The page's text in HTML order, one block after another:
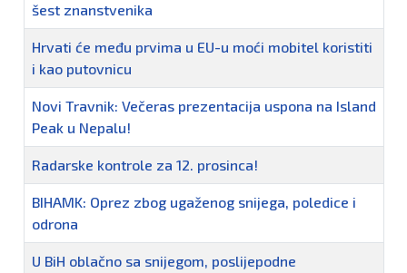
šest znanstvenika
Hrvati će među prvima u EU-u moći mobitel koristiti
i kao putovnicu
Novi Travnik: Večeras prezentacija uspona na Island
Peak u Nepalu!
Radarske kontrole za 12. prosinca!
BIHAMK: Oprez zbog ugaženog snijega, poledice i
odrona
U BiH oblačno sa snijegom, poslijepodne